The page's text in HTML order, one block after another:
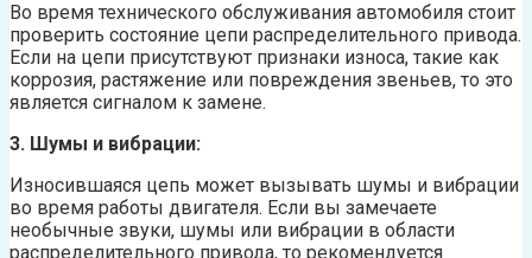
Во время технического обслуживания автомобиля стоит
проверить состояние цепи распределительного привода.
Если на цепи присутствуют признаки износа, такие как
коррозия, растяжение или повреждения звеньев, то это
является сигналом к замене.
3. Шумы и вибрации:
Износившаяся цепь может вызывать шумы и вибрации
во время работы двигателя. Если вы замечаете
необычные звуки, шумы или вибрации в области
распределительного привода, то рекомендуется